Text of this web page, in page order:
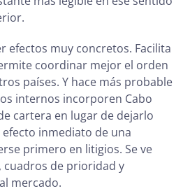
efectos muy concretos. Facilita
coordinar mejor el orden
países. Y hace más probable
internos incorporen Cabo
cartera en lugar de dejarlo
inmediato de una
primero en litigios. Se ve
cuadros de prioridad y
mercado.